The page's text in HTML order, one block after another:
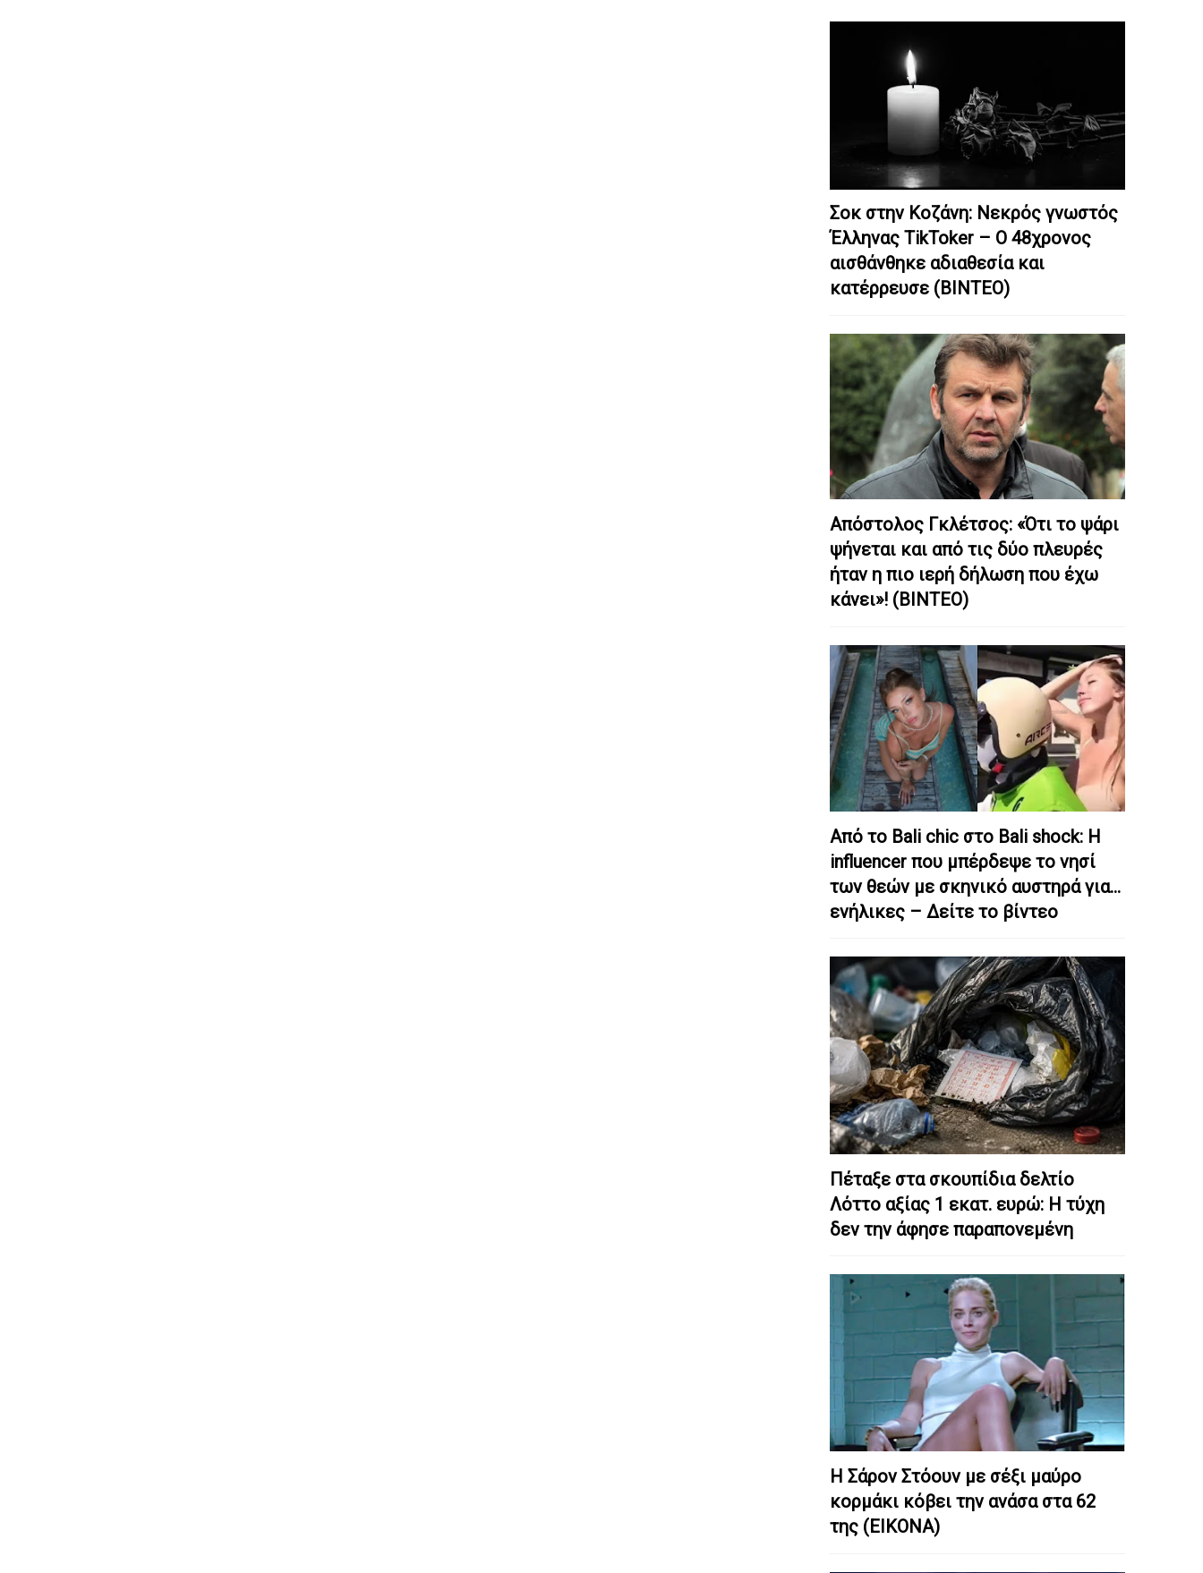
Σοκ στην Κοζάνη: Nεκρός γνωστός
Έλληνας TikToker – Ο 48χρονος
αισθάνθηκε αδιαθεσία και
κατέρρευσε (ΒΙΝΤΕΟ)
Απόστολος Γκλέτσος: «Ότι το ψάρι
ψήνεται και από τις δύο πλευρές
ήταν η πιο ιερή δήλωση που έχω
κάνει»! (ΒΙΝΤΕΟ)
Από το Bali chic στο Bali shock: Η
influencer που μπέρδεψε το νησί
των θεών με σκηνικό αυστηρά για…
ενήλικες – Δείτε το βίντεο
Πέταξε στα σκουπίδια δελτίο
Λόττο αξίας 1 εκατ. ευρώ: Η τύχη
δεν την άφησε παραπονεμένη
Η Σάρον Στόουν με σέξι μαύρο
κορμάκι κόβει την ανάσα στα 62
της (ΕΙΚΟΝΑ)